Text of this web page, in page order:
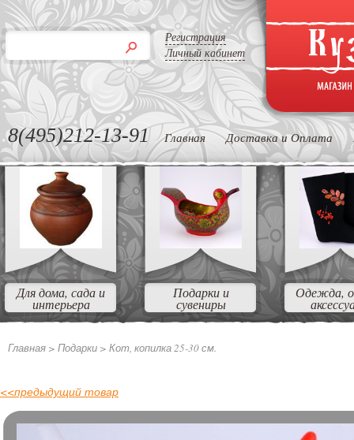
Регистрация
Личный кабинет
8(495)212-13-91 Главная Доставка и Оплата
Для дома, сада и
интерьера
Подарки и
сувениры
Одежда,
Главная > Подарки > Кот, копилка 25-30 см.
<<предыдущий товар